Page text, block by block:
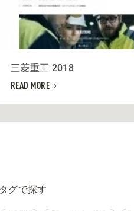
三菱重工 2018
READ MORE
タグで探す